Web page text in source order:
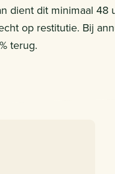
dient dit minimaal 48
op restitutie. Bij
terug.